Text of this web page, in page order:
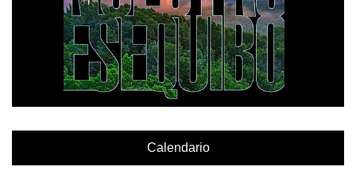
Calendario